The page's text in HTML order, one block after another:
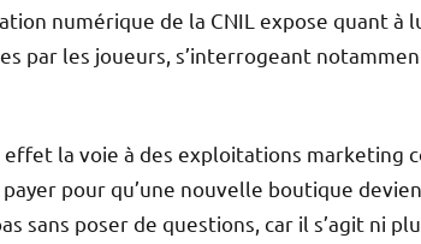
numérique de la CNIL expose quant à
par les joueurs, s’interrogeant
effet la voie à des exploitations marketing
pour qu’une nouvelle boutique
sans poser de questions, car il s’agit ni